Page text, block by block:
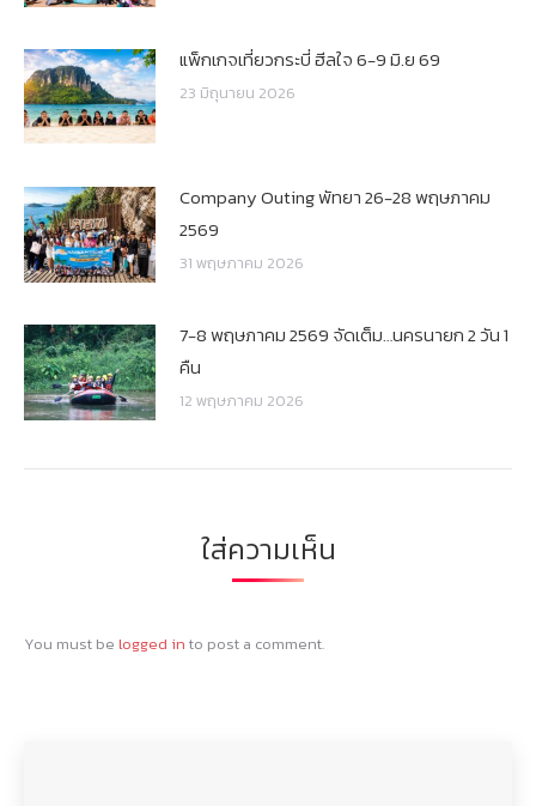
แพ็กเกจเที่ยวกระบี่ ฮีลใจ 6-9 มิ.ย 69
23 มิถุนายน 2026
Company Outing พัทยา 26-28 พฤษภาคม
2569
31 พฤษภาคม 2026
7-8 พฤษภาคม 2569 จัดเต็ม…นครนายก 2 วัน 1
คืน
12 พฤษภาคม 2026
ใส่ความเห็น
You must be logged in to post a comment.